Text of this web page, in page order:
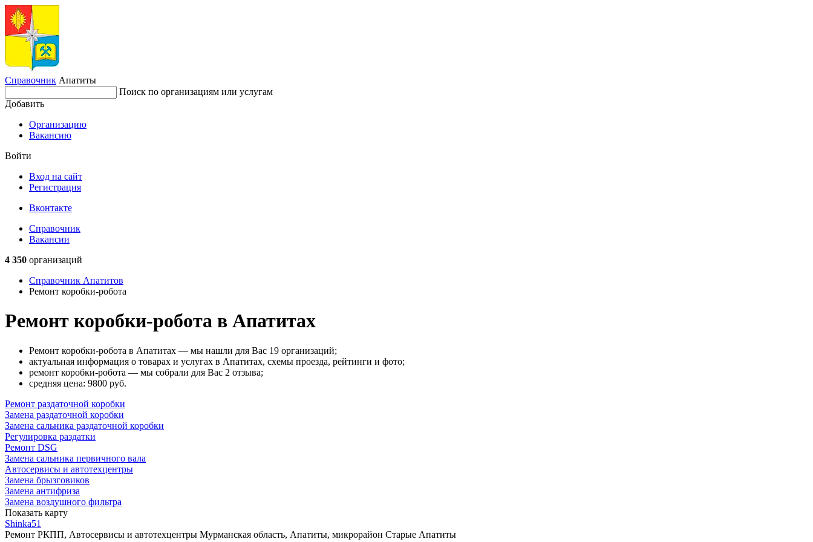
Справочник Апатиты
Поиск по организациям или услугам
Добавить
Организацию
Вакансию
Войти
Вход на сайт
Регистрация
Вконтакте
Справочник
Вакансии
4 350 организаций
Справочник Апатитов
Ремонт коробки-робота
Ремонт коробки-робота в Апатитах
Ремонт коробки-робота в Апатитах — мы нашли для Вас 19 организаций;
актуальная информация о товарах и услугах в Апатитах, схемы проезда, рейтинги и фото;
ремонт коробки-робота — мы собрали для Вас 2 отзыва;
cредняя цена: 9800 руб.
Ремонт раздаточной коробки
Замена раздаточной коробки
Замена сальника раздаточной коробки
Регулировка раздатки
Ремонт DSG
Замена сальника первичного вала
Автосервисы и автотехцентры
Замена брызговиков
Замена антифриза
Замена воздушного фильтра
Показать карту
Shinka51
Ремонт РКПП, Автосервисы и автотехцентры Мурманская область, Апатиты, микрорайон Старые Апатиты